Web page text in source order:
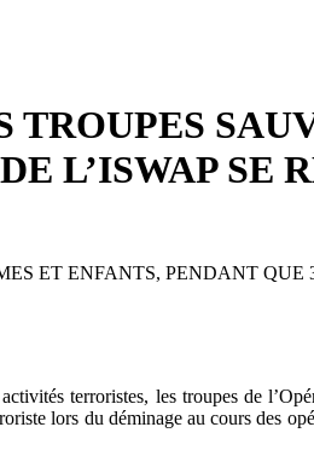
L’ISWAP SE
ET ENFANTS, PENDANT QUE
terroristes, les troupes de
lors du déminage au cours des